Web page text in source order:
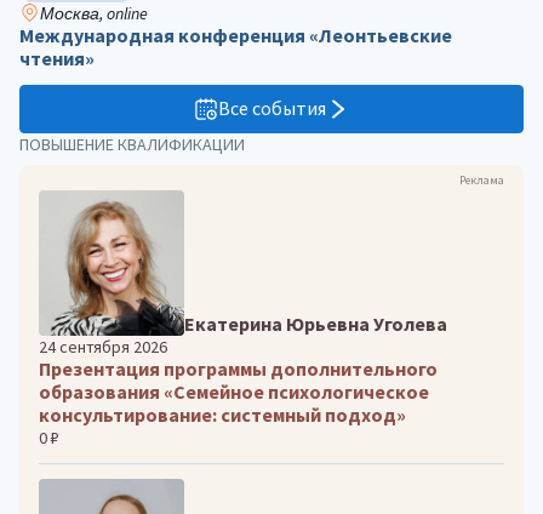
ПОВЫШЕНИЕ КВАЛИФИКАЦИИ
Реклама
Екатерина Юрьевна Уголева
24 сентября 2026
Презентация программы дополнительного
образования «Семейное психологическое
консультирование: системный подход»
0 ₽
Москва, online
Международная конференция «Леонтьевские
чтения»
Все события